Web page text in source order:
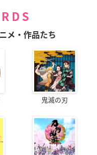
メ・作品たち
鬼滅の刃